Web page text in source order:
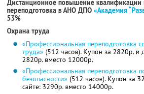
Дистанционное повышение квалификации
переподготовка в АНО ДПО «Академия
53%
Охрана труда
«Профессиональная переподготовка
труда» (512 часов). Купон за 2820р. и
2820р. вместо 12000р.
«Профессиональная переподготовка
безопасности» (512 часов). Купон за
сайте: 3290р. вместо 14000р.